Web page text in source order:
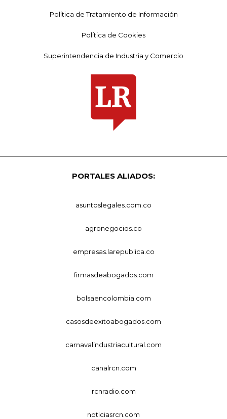
Política de Tratamiento de Información
Política de Cookies
Superintendencia de Industria y Comercio
PORTALES ALIADOS:
asuntoslegales.com.co
agronegocios.co
empresas.larepublica.co
firmasdeabogados.com
bolsaencolombia.com
casosdeexitoabogados.com
carnavalindustriacultural.com
canalrcn.com
rcnradio.com
noticiasrcn.com